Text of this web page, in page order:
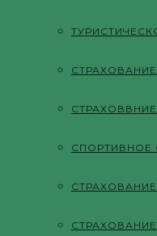
СПОРТИВНОЕ